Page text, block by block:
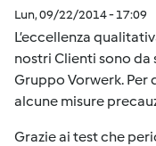
Lun, 09/22/2014 - 17:09
L’eccellenza
nostri Clienti sono
Gruppo Vorwerk.
alcune misure
Grazie ai test che